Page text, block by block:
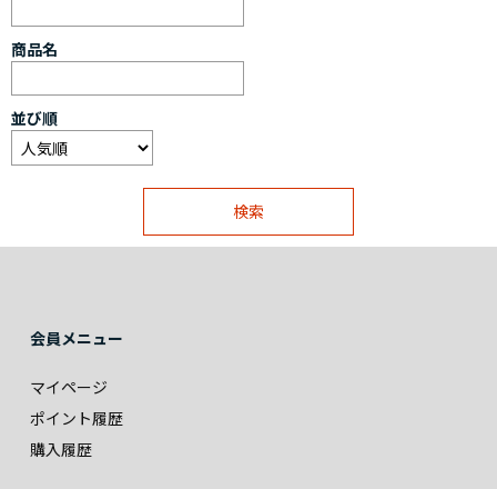
商品名
並び順
会員メニュー
マイページ
ポイント履歴
購入履歴